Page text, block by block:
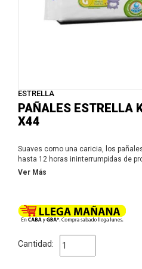
ESTRELLA
PAÑALES ESTRELLA
X44
Suaves como una caricia, los
hasta 12 horas ininterrumpidas de
elastizada para maximizar la
Ver Más
Cantidad: